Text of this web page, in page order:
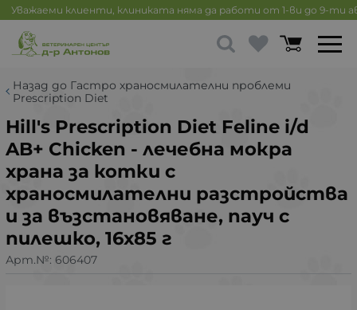
Уважаеми клиенти, клиниката няма да работи от 1-ви до 9-ти
Назад до Гастро храносмилателни проблеми
Prescription Diet
Hill's Prescription Diet Feline i/d
AB+ Chicken - лечебна мокра
храна за котки с
храносмилателни разстройства
и за възстановяване, пауч с
пилешко, 16х85 г
Арт.№: 606407